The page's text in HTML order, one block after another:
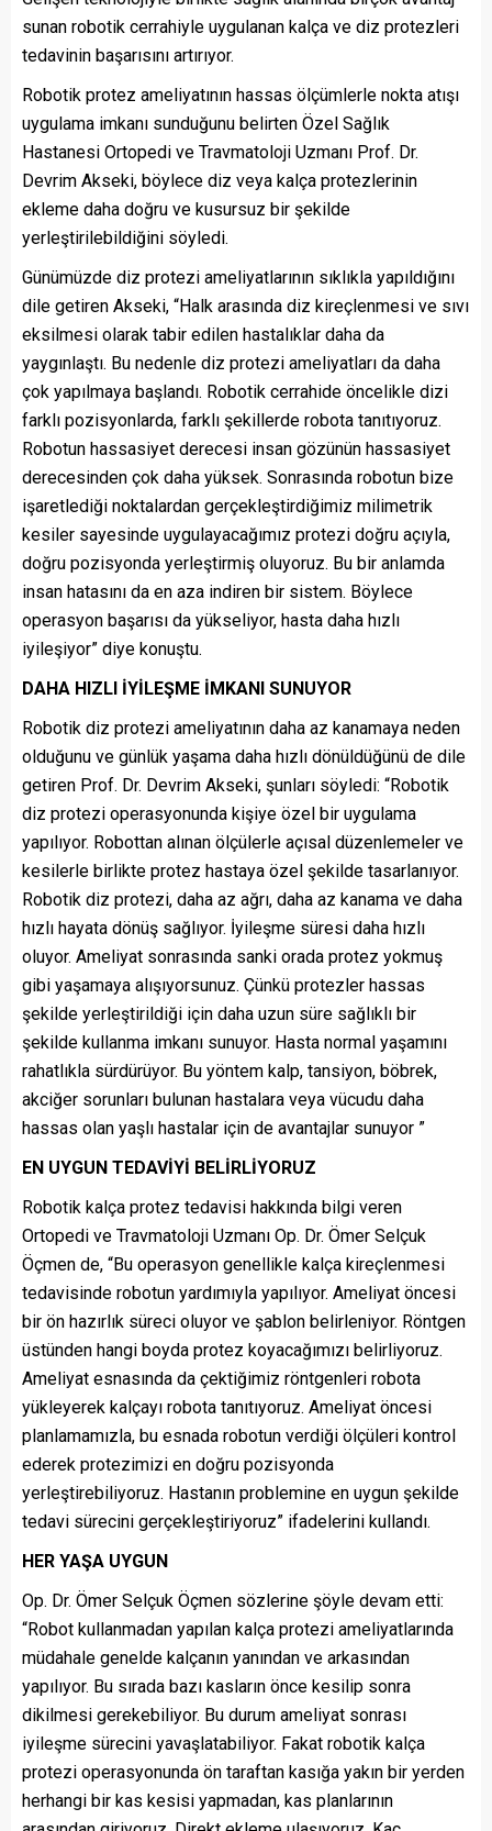
sunan robotik cerrahiyle uygulanan kalça ve diz protezleri
tedavinin başarısını artırıyor.
Robotik protez ameliyatının hassas ölçümlerle nokta atışı
uygulama imkanı sunduğunu belirten Özel Sağlık
Hastanesi Ortopedi ve Travmatoloji Uzmanı Prof. Dr.
Devrim Akseki, böylece diz veya kalça protezlerinin
ekleme daha doğru ve kusursuz bir şekilde
yerleştirilebildiğini söyledi.
Günümüzde diz protezi ameliyatlarının sıklıkla yapıldığını
dile getiren Akseki, “Halk arasında diz kireçlenmesi ve sıvı
eksilmesi olarak tabir edilen hastalıklar daha da
yaygınlaştı. Bu nedenle diz protezi ameliyatları da daha
çok yapılmaya başlandı. Robotik cerrahide öncelikle dizi
farklı pozisyonlarda, farklı şekillerde robota tanıtıyoruz.
Robotun hassasiyet derecesi insan gözünün hassasiyet
derecesinden çok daha yüksek. Sonrasında robotun bize
işaretlediği noktalardan gerçekleştirdiğimiz milimetrik
kesiler sayesinde uygulayacağımız protezi doğru açıyla,
doğru pozisyonda yerleştirmiş oluyoruz. Bu bir anlamda
insan hatasını da en aza indiren bir sistem. Böylece
operasyon başarısı da yükseliyor, hasta daha hızlı
iyileşiyor” diye konuştu.
DAHA HIZLI İYİLEŞME İMKANI SUNUYOR
Robotik diz protezi ameliyatının daha az kanamaya neden
olduğunu ve günlük yaşama daha hızlı dönüldüğünü de dile
getiren Prof. Dr. Devrim Akseki, şunları söyledi: “Robotik
diz protezi operasyonunda kişiye özel bir uygulama
yapılıyor. Robottan alınan ölçülerle açısal düzenlemeler ve
kesilerle birlikte protez hastaya özel şekilde tasarlanıyor.
Robotik diz protezi, daha az ağrı, daha az kanama ve daha
hızlı hayata dönüş sağlıyor. İyileşme süresi daha hızlı
oluyor. Ameliyat sonrasında sanki orada protez yokmuş
gibi yaşamaya alışıyorsunuz. Çünkü protezler hassas
şekilde yerleştirildiği için daha uzun süre sağlıklı bir
şekilde kullanma imkanı sunuyor. Hasta normal yaşamını
rahatlıkla sürdürüyor. Bu yöntem kalp, tansiyon, böbrek,
akciğer sorunları bulunan hastalara veya vücudu daha
hassas olan yaşlı hastalar için de avantajlar sunuyor ”
EN UYGUN TEDAVİYİ BELİRLİYORUZ
Robotik kalça protez tedavisi hakkında bilgi veren
Ortopedi ve Travmatoloji Uzmanı Op. Dr. Ömer Selçuk
Öçmen de, “Bu operasyon genellikle kalça kireçlenmesi
tedavisinde robotun yardımıyla yapılıyor. Ameliyat öncesi
bir ön hazırlık süreci oluyor ve şablon belirleniyor. Röntgen
üstünden hangi boyda protez koyacağımızı belirliyoruz.
Ameliyat esnasında da çektiğimiz röntgenleri robota
yükleyerek kalçayı robota tanıtıyoruz. Ameliyat öncesi
planlamamızla, bu esnada robotun verdiği ölçüleri kontrol
ederek protezimizi en doğru pozisyonda
yerleştirebiliyoruz. Hastanın problemine en uygun şekilde
tedavi sürecini gerçekleştiriyoruz” ifadelerini kullandı.
HER YAŞA UYGUN
Op. Dr. Ömer Selçuk Öçmen sözlerine şöyle devam etti:
“Robot kullanmadan yapılan kalça protezi ameliyatlarında
müdahale genelde kalçanın yanından ve arkasından
yapılıyor. Bu sırada bazı kasların önce kesilip sonra
dikilmesi gerekebiliyor. Bu durum ameliyat sonrası
iyileşme sürecini yavaşlatabiliyor. Fakat robotik kalça
protezi operasyonunda ön taraftan kasığa yakın bir yerden
herhangi bir kas kesisi yapmadan, kas planlarının